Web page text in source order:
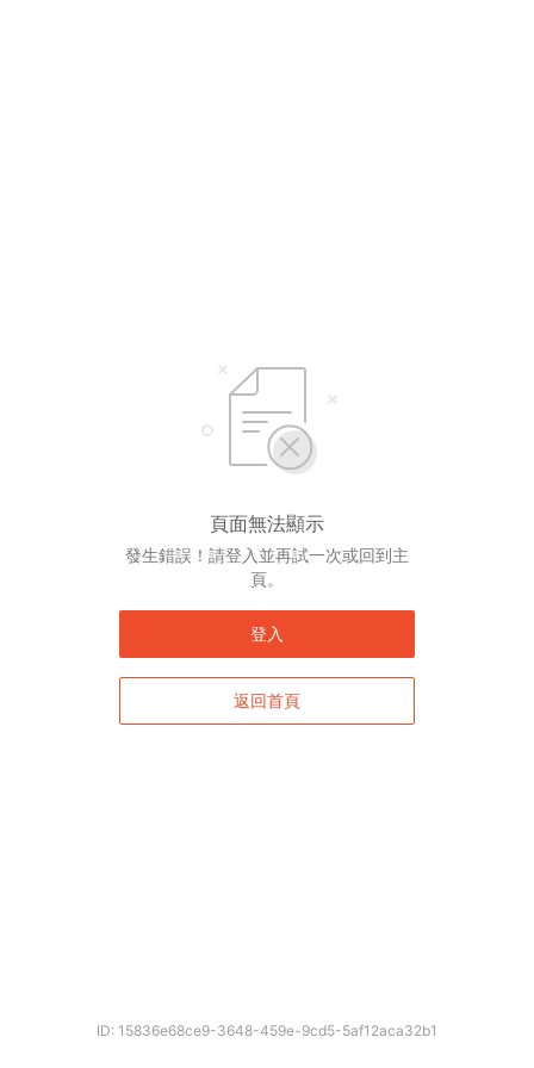
頁面無法顯示
發生錯誤！請登入並再試一次或回到主
頁。
登入
返回首頁
ID: 15836e68ce9-3648-459e-9cd5-5af12aca32b1